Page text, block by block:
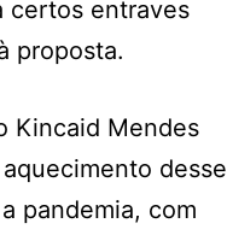
certos entraves
proposta.
Kincaid Mendes
desse
pandemia, com